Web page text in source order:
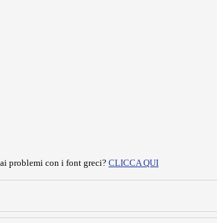
problemi con i font greci? CLICCA QUI